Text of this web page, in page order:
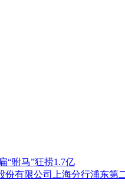
“驸马”狂捞1.7亿
份有限公司上海分行浦东第